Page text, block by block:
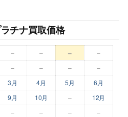
チナ買取価格
– – –
–
– – – –
3月 4月 5月
6月
9月 10月 – 12月
– – –
–